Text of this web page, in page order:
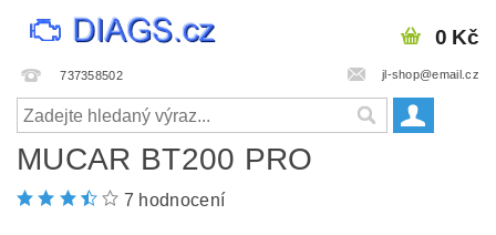
737358502 jl-shop@email.cz
0 Kč
MUCAR BT200 PRO
7 hodnocení